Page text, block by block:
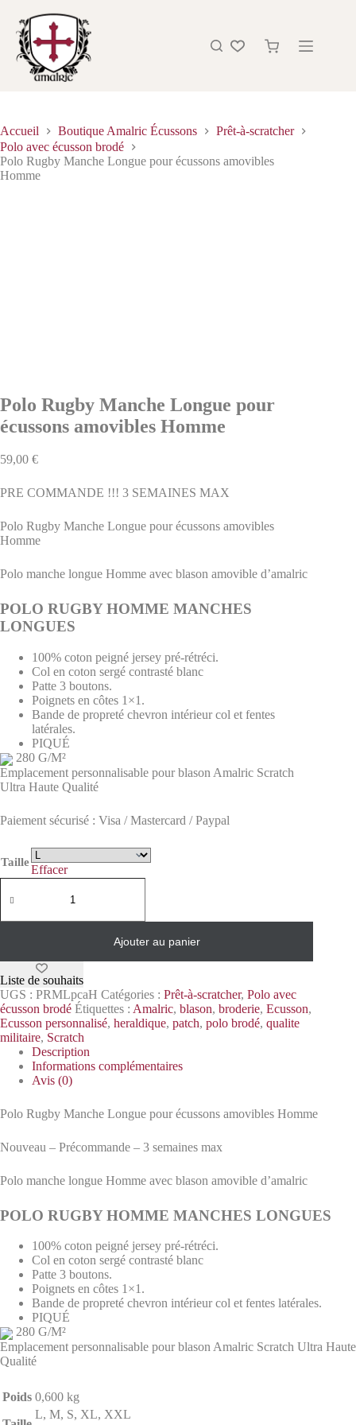
Accueil Boutique Amalric Écussons
Prêt-à-scratcher
Polo avec écusson brodé
Polo Rugby Manche Longue pour écussons amovibles
Homme
Polo Rugby Manche Longue pour
écussons amovibles Homme
59,00 €
PRE COMMANDE !!! 3 SEMAINES MAX
Polo Rugby Manche Longue pour écussons amovibles
Homme
Polo manche longue Homme avec blason amovible d’amalric
POLO RUGBY HOMME MANCHES
LONGUES
100% coton peigné jersey pré-rétréci.
Col en coton sergé contrasté blanc
Patte 3 boutons.
Poignets en côtes 1×1.
Bande de propreté chevron intérieur col et fentes
latérales.
PIQUÉ
280 G/M²
Emplacement personnalisable pour blason Amalric Scratch
Ultra Haute Qualité
Paiement sécurisé : Visa / Mastercard / Paypal
Taille
Effacer
Ajouter au panier
Liste de souhaits
UGS : PRMLpcaH Catégories : Prêt-à-scratcher, Polo avec
écusson brodé Étiquettes : Amalric, blason, broderie, Ecusson,
Ecusson personnalisé, heraldique, patch, polo brodé, qualite
militaire, Scratch
Description
Informations complémentaires
Avis (0)
Polo Rugby Manche Longue pour écussons amovibles Homme
Nouveau – Précommande – 3 semaines max
Polo manche longue Homme avec blason amovible d’amalric
POLO RUGBY HOMME MANCHES LONGUES
100% coton peigné jersey pré-rétréci.
Col en coton sergé contrasté blanc
Patte 3 boutons.
Poignets en côtes 1×1.
Bande de propreté chevron intérieur col et fentes latérales.
PIQUÉ
280 G/M²
Emplacement personnalisable pour blason Amalric Scratch Ultra Haute
Qualité
Poids 0,600 kg
L, M, S, XL, XXL